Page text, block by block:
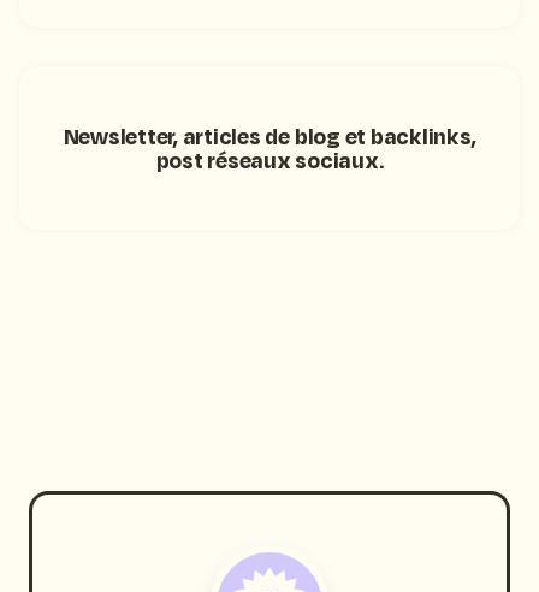
Newsletter, articles de blog et backlinks,
post réseaux sociaux.